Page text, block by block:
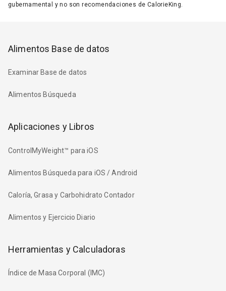
gubernamental y no son recomendaciones de CalorieKing.
Alimentos Base de datos
Examinar Base de datos
Alimentos Búsqueda
Aplicaciones y Libros
ControlMyWeight™ para iOS
Alimentos Búsqueda para iOS / Android
Caloría, Grasa y Carbohidrato Contador
Alimentos y Ejercicio Diario
Herramientas y Calculadoras
Índice de Masa Corporal (IMC)